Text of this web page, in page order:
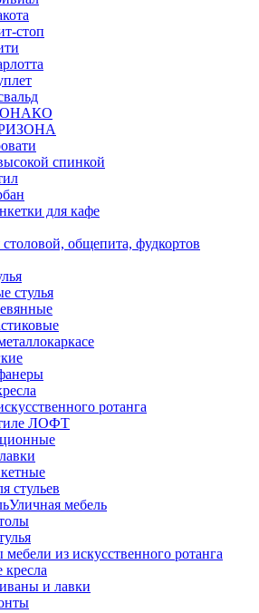
стоп
спинкой
для кафе
столовой, общепита, фудкортов
стулья
ротанга
ЛОФТ
стульев
Уличная мебель
из искусственного ротанга
и лавки